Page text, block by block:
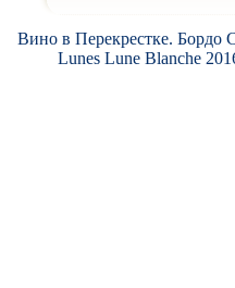
Вино в Перекрестке. Бордо
Lunes Lune Blanche